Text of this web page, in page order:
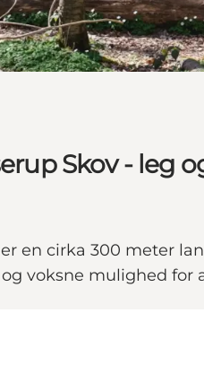
Skov - leg
en cirka 300 meter
voksne mulighed